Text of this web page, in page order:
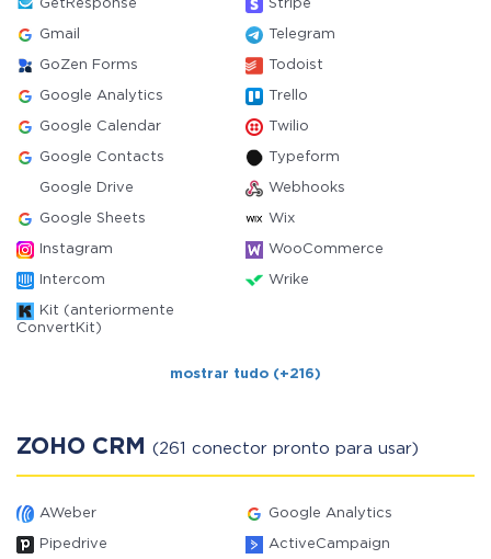
GetResponse Stripe
Gmail Telegram
GoZen Forms Todoist
Google Analytics Trello
Google Calendar Twilio
Google Contacts Typeform
Google Drive Webhooks
Google Sheets Wix
Instagram WooCommerce
Intercom Wrike
Kit (anteriormente
ConvertKit)
mostrar tudo (+216)
ZOHO CRM (261 conector pronto para usar)
AWeber Google Analytics
Pipedrive ActiveCampaign